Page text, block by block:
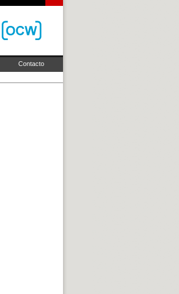
Contacto